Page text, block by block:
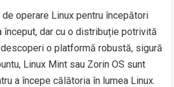
operare Linux pentru începători
început, dar cu o distribuție potrivită
o platformă robustă, sigură
Linux Mint sau Zorin OS sunt
a începe călătoria în lumea Linux.